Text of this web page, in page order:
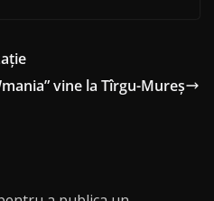
vine la Tîrgu-Mureș